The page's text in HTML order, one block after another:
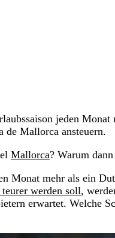
jeden
de Mallorca ansteuern.
Mallorca? Warum
Monat mehr als ein
werden soll,
erwartet. Welche